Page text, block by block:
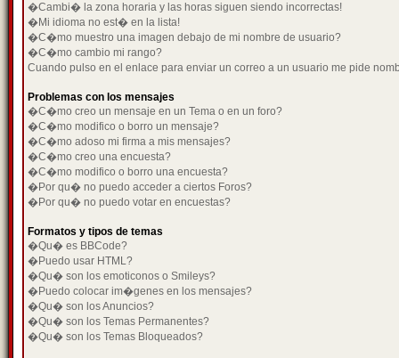
�Cambi� la zona horaria y las horas siguen siendo incorrectas!
�Mi idioma no est� en la lista!
�C�mo muestro una imagen debajo de mi nombre de usuario?
�C�mo cambio mi rango?
Cuando pulso en el enlace para enviar un correo a un usuario me pide
Problemas con los mensajes
�C�mo creo un mensaje en un Tema o en un foro?
�C�mo modifico o borro un mensaje?
�C�mo adoso mi firma a mis mensajes?
�C�mo creo una encuesta?
�C�mo modifico o borro una encuesta?
�Por qu� no puedo acceder a ciertos Foros?
�Por qu� no puedo votar en encuestas?
Formatos y tipos de temas
�Qu� es BBCode?
�Puedo usar HTML?
�Qu� son los emoticonos o Smileys?
�Puedo colocar im�genes en los mensajes?
�Qu� son los Anuncios?
�Qu� son los Temas Permanentes?
�Qu� son los Temas Bloqueados?